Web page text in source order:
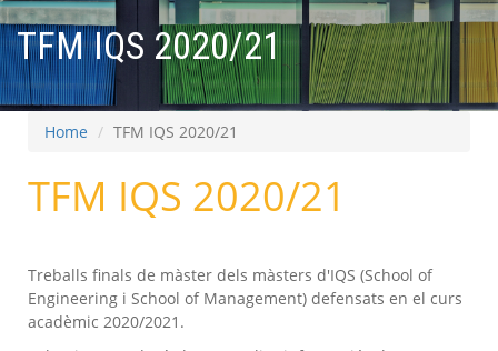
TFM IQS 2020/21
Home TFM IQS 2020/21
TFM IQS 2020/21
Treballs finals de màster dels màsters d'IQS (School of
Engineering i School of Management) defensats en el curs
acadèmic 2020/2021.